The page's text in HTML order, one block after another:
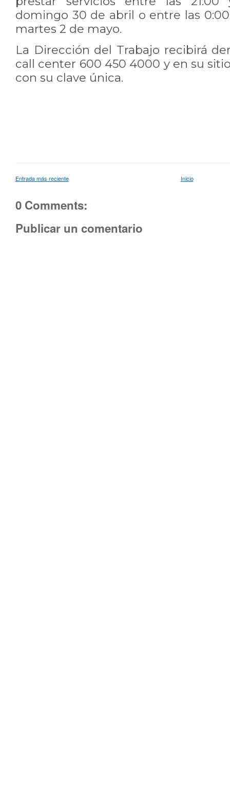
domingo 30 de abril o entre las
martes 2 de mayo.
La Dirección del Trabajo recibirá
call center 600 450 4000 y en su
con su clave única.
Entrada más reciente Inicio
0 Comments:
Publicar un comentario